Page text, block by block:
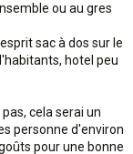
ou au gres
sac à dos sur le
hotel peu
cela serai un
personne d'environ
pour une bonne